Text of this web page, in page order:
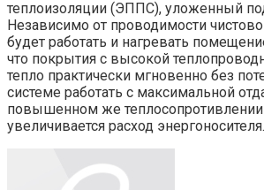
теплоизоляции (ЭППС), уложенный
Независимо от проводимости
будет работать и нагревать
что покрытия с высокой
тепло практически мгновенно без
системе работать с максимальной
повышенном же
увеличивается расход энергоносителя.